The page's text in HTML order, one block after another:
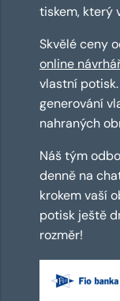
tiskem, který
Skvělé ceny
online
vlastní
generování
nahraných
Náš tým
denně na
krokem vaší
potisk ještě
rozměr!